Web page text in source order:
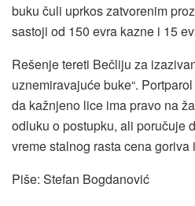
buku čuli uprkos zatvorenim
sastoji od 150 evra kazne i 15
Rešenje tereti Bečliju za
uznemiravajuće buke“.
da kažnjeno lice ima pravo na
odluku o postupku, ali poručuje
vreme stalnog rasta cena goriva
Piše: Stefan Bogdanović